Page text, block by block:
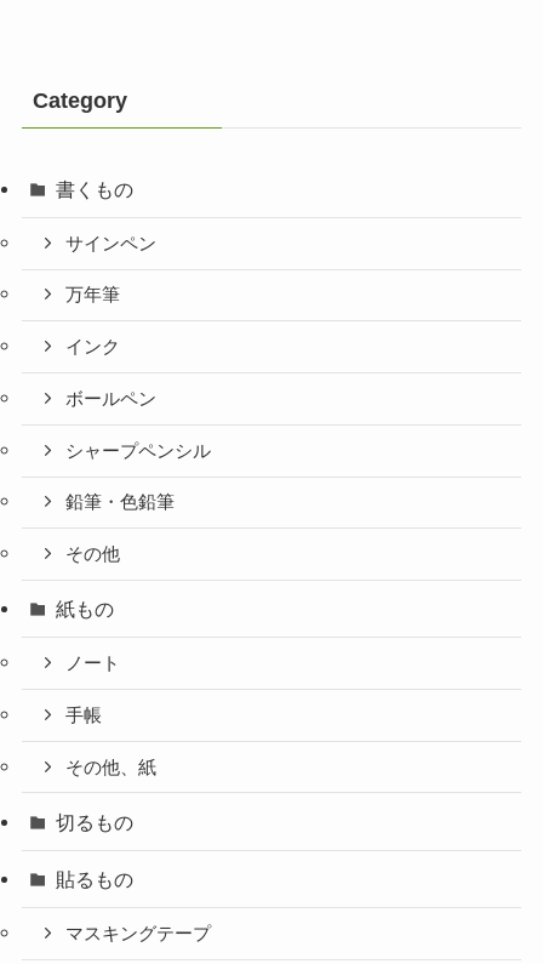
Category
書くもの
サインペン
万年筆
インク
ボールペン
シャープペンシル
鉛筆・色鉛筆
その他
紙もの
ノート
手帳
その他、紙
切るもの
貼るもの
マスキングテープ